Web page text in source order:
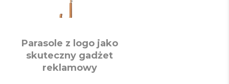
Parasole z logo jako
skuteczny gadżet
reklamowy